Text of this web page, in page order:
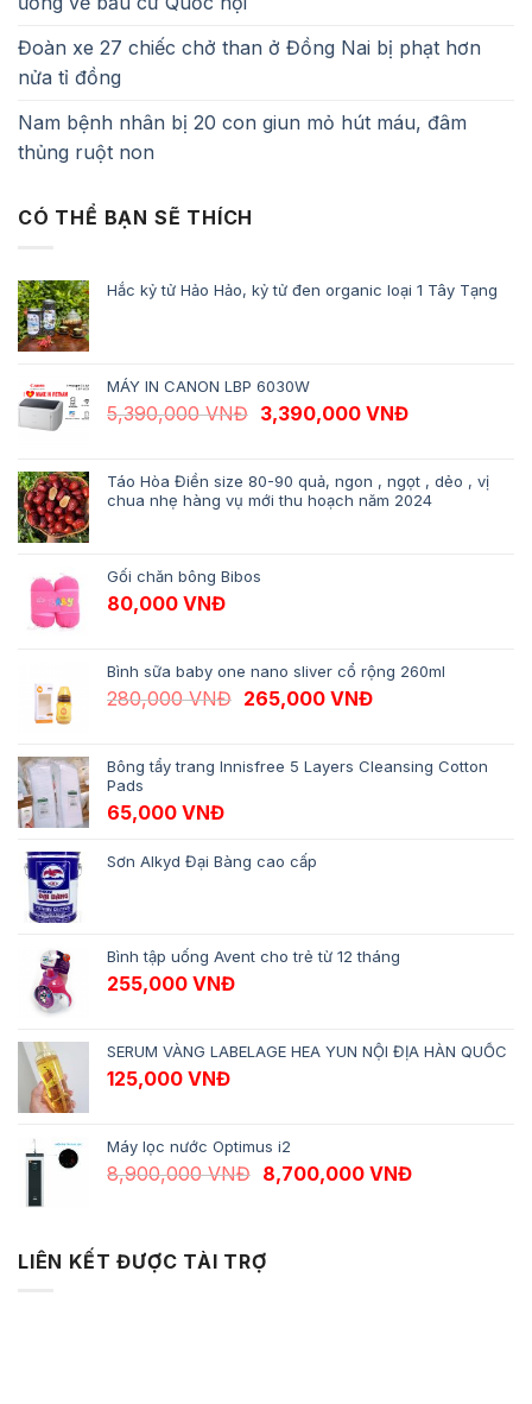
Đoàn xe 27 chiếc chở than ở Đồng Nai bị phạt hơn
nửa tỉ đồng
Nam bệnh nhân bị 20 con giun mỏ hút máu, đâm
thủng ruột non
CÓ THỂ BẠN SẼ THÍCH
Hắc kỷ tử Hảo Hảo, kỷ tử đen organic loại 1 Tây Tạng
MÁY IN CANON LBP 6030W
5,390,000VNĐ Giá gốc là: 5,390,000 VNĐ.
3,390,000 VNĐGiá hiện tại
Táo Hòa Điền size 80-90 quả, ngon , ngọt , dẻo , vị
chua nhẹ hàng vụ mới thu hoạch năm 2024
Gối chăn bông Bibos
80,000 VNĐ
Bình sữa baby one nano sliver cổ rộng 260ml
280,000VNĐ Giá gốc là: 280,000 VNĐ.
265,000 VNĐGiá hiện tại là:
Bông tẩy trang Innisfree 5 Layers Cleansing Cotton
Pads
65,000 VNĐ
Sơn Alkyd Đại Bàng cao cấp
Bình tập uống Avent cho trẻ từ 12 tháng
255,000 VNĐ
SERUM VÀNG LABELAGE HEA YUN NỘI ĐỊA HÀN QUỐC
125,000 VNĐ
Máy lọc nước Optimus i2
8,900,000VNĐ Giá gốc là: 8,900,000 VNĐ.
8,700,000 VNĐGiá hiện tại
LIÊN KẾT ĐƯỢC TÀI TRỢ